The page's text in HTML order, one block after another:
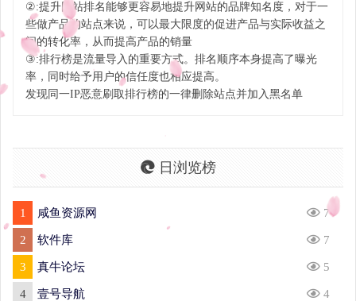
②:提升网站排名能够更容易地提升网站的品牌知名度，对于一
些做产品的站点来说，可以最大限度的促进产品与实际收益之
间的转化率，从而提高产品的销量
③:排行榜是流量导入的重要方式。排名顺序本身提高了曝光
率，同时给予用户的信任度也相应提高。
发现同一IP恶意刷取排行榜的一律删除站点并加入黑名单
日浏览榜
1 咸鱼资源网 7
2 软件库 7
3 真牛论坛 5
4 壹号导航 4